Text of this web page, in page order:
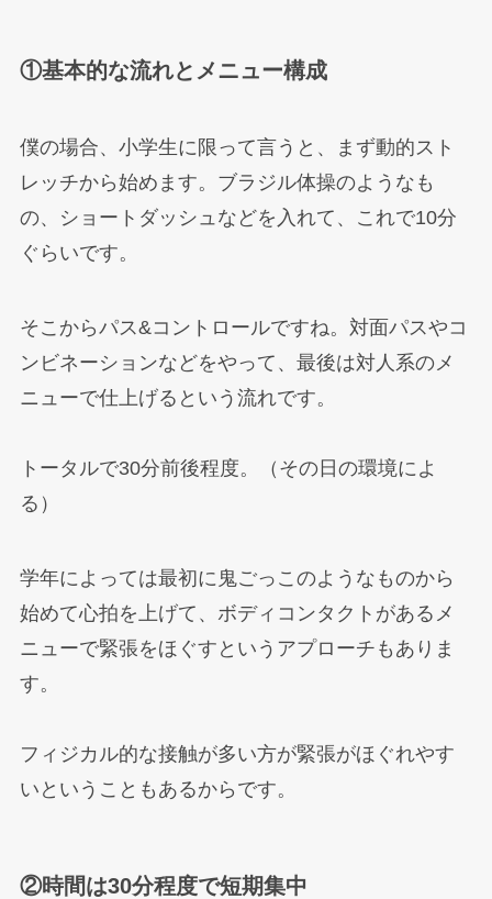
①基本的な流れとメニュー構成
僕の場合、小学生に限って言うと、まず動的スト
レッチから始めます。ブラジル体操のようなも
の、ショートダッシュなどを入れて、これで10分
ぐらいです。
そこからパス&コントロールですね。対面パスやコ
ンビネーションなどをやって、最後は対人系のメ
ニューで仕上げるという流れです。
トータルで30分前後程度。（その日の環境によ
る）
学年によっては最初に鬼ごっこのようなものから
始めて心拍を上げて、ボディコンタクトがあるメ
ニューで緊張をほぐすというアプローチもありま
す。
フィジカル的な接触が多い方が緊張がほぐれやす
いということもあるからです。
②時間は30分程度で短期集中